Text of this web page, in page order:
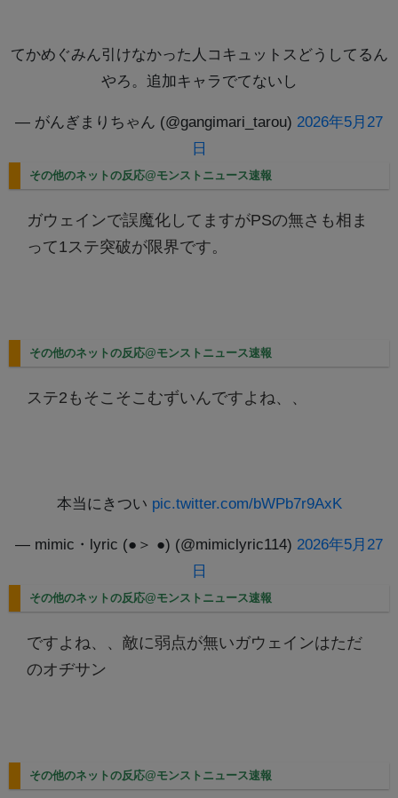
てかめぐみん引けなかった人コキュットスどうしてるん
やろ。追加キャラでてないし
— がんぎまりちゃん (@gangimari_tarou) 2026年5月27
日
その他のネットの反応@モンストニュース速報
ガウェインで誤魔化してますがPSの無さも相ま
って1ステ突破が限界です。
その他のネットの反応@モンストニュース速報
ステ2もそこそこむずいんですよね、、
本当にきつい pic.twitter.com/bWPb7r9AxK
— mimic・lyric (●＞ ●) (@mimiclyric114) 2026年5月27
日
その他のネットの反応@モンストニュース速報
ですよね、、敵に弱点が無いガウェインはただ
のオヂサン
その他のネットの反応@モンストニュース速報